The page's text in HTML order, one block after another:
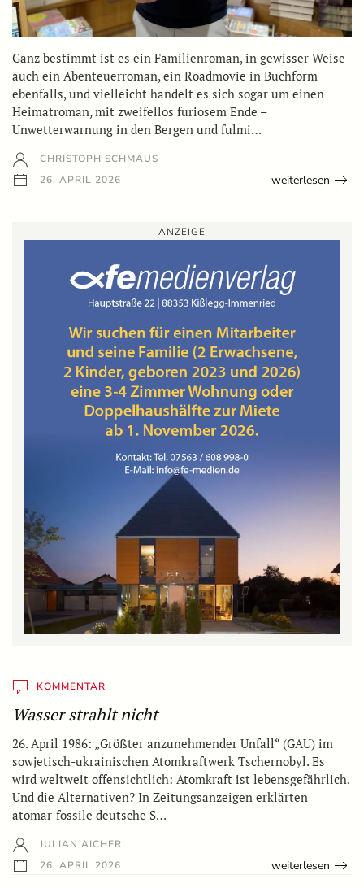
Ganz bestimmt ist es ein Familienroman, in gewisser Weise
auch ein Abenteuerroman, ein Roadmovie in Buchform
ebenfalls, und vielleicht handelt es sich sogar um einen
Heimatroman, mit zweifellos furiosem Ende –
Unwetterwarnung in den Bergen und fulmi…
CHRISTOPH SCHMAUS
26. APRIL 2026
weiterlesen
ANZEIGE
KOMMENTAR
Wasser strahlt nicht
26. April 1986: „Größter anzunehmender Unfall“ (GAU) im
sowjetisch-ukrainischen Atomkraftwerk Tschernobyl. Es
wird weltweit offensichtlich: Atomkraft ist lebensgefährlich.
Und die Alternativen? In Zeitungsanzeigen erklärten
atomar-fossile deutsche S…
JULIAN AICHER
26. APRIL 2026
weiterlesen